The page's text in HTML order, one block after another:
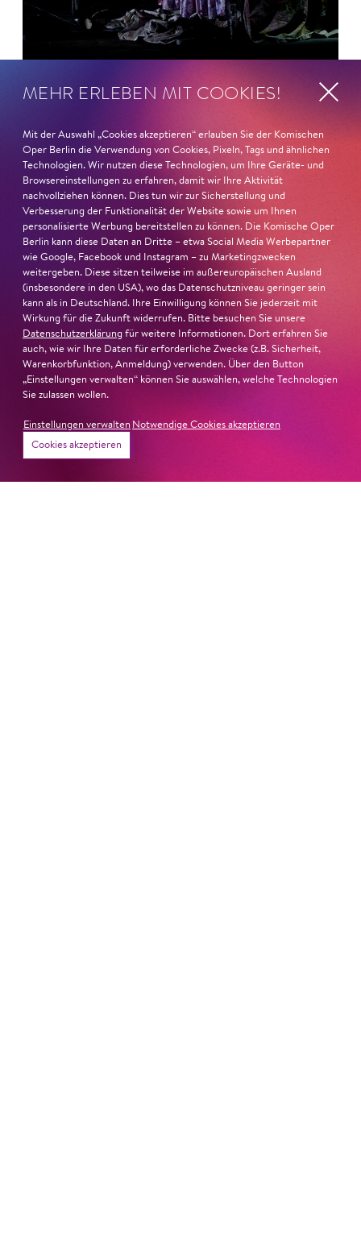
26. Juni 2026
Ambur Braid für DER FAUST
nominiert
Ambur Braidist für den Deutschen Theaterpreis DER
FAUST nominiert in der Kategorie »Darsteller:in
Musiktheater«. Ihr eindrucksvolles Rollendebüt als
Katerina Lwowna Ismailowa in Barrie KoskysLady
Macbeth von Mzensk sei jederzeit authentisch, ziehe das
Publikum in ihren Bann, fordere zum Miterleben und
Mitleiden heraus – niemand im Saal bliebe teilnahmslos
zurück, lobt die Jury Ambur Braids stimmliche Wucht
und ihre starke Bühnenpräsenz:
»In dem überwältigenden Farbenreichtum ihres Spiels
sind Auflehnung und Verletzlichkeit ebenso nachfühlbar
wie die verzweifelte Einsamkeit ihrer Figur.«
Begründung
MEHR ERLEBEN MIT COOKIES!
Mit der Auswahl „Cookies akzeptieren“ erlauben Sie der Komischen
Oper Berlin die Verwendung von Cookies, Pixeln, Tags und ähnlichen
Technologien. Wir nutzen diese Technologien, um Ihre Geräte- und
Browsereinstellungen zu erfahren, damit wir Ihre Aktivität
nachvollziehen können. Dies tun wir zur Sicherstellung und
Verbesserung der Funktionalität der Website sowie um Ihnen
personalisierte Werbung bereitstellen zu können. Die Komische Oper
Berlin kann diese Daten an Dritte – etwa Social Media Werbepartner
wie Google, Facebook und Instagram – zu Marketingzwecken
weitergeben. Diese sitzen teilweise im außereuropäischen Ausland
(insbesondere in den USA), wo das Datenschutzniveau geringer sein
kann als in Deutschland. Ihre Einwilligung können Sie jederzeit mit
Wirkung für die Zukunft widerrufen. Bitte besuchen Sie unsere
Datenschutzerklärung für weitere Informationen. Dort erfahren Sie
auch, wie wir Ihre Daten für erforderliche Zwecke (z.B. Sicherheit,
Warenkorbfunktion, Anmeldung) verwenden. Über den Button
„Einstellungen verwalten“ können Sie auswählen, welche Technologien
Sie zulassen wollen.
Einstellungen verwalten Notwendige Cookies akzeptieren
Cookies akzeptieren